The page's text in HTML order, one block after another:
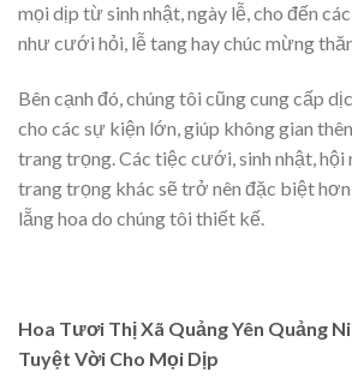
mọi dịp từ sinh nhật, ngày lễ, cho đến
như cưới hỏi, lễ tang hay chúc mừng
Bên cạnh đó, chúng tôi cũng cung cấp
cho các sự kiện lớn, giúp không gian
trang trọng. Các tiệc cưới, sinh nhật, hội
trang trọng khác sẽ trở nên đặc biệt
lẵng hoa do chúng tôi thiết kế.
Hoa Tươi Thị Xã Quảng Yên Quảng
Tuyệt Vời Cho Mọi Dịp